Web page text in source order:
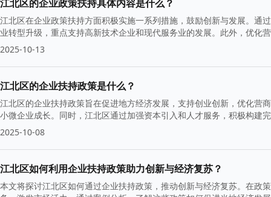
江北区的企业政策扶持具体内容是什么？
江北区在企业政策扶持方面积极实施一系列措施，鼓励创新与发展。通
业转型升级，重点支持高新技术企业和现代服务业的发展。此外，优化
持续增长。
2025-10-13
江北区的企业扶持政策是什么？
江北区的企业扶持政策旨在促进地方经济发展，支持创业创新，优化营
小微企业成长。同时，江北区通过加强资本引入和人才服务，积极构建
2025-10-08
江北区如何利用企业扶持政策助力创新与经济复苏？
本文将探讨江北区如何通过企业扶持政策，推动创新与经济复苏。在政